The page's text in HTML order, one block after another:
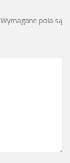
Wymagane pola są